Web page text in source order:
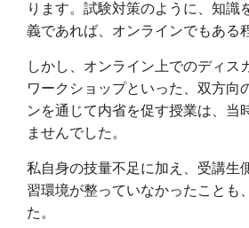
ります。試験対策のように、知識
義であれば、オンラインでもある
しかし、オンライン上でのディス
ワークショップといった、双方向
ンを通じて内省を促す授業は、当
ませんでした。
私自身の技量不足に加え、受講生
習環境が整っていなかったことも
た。